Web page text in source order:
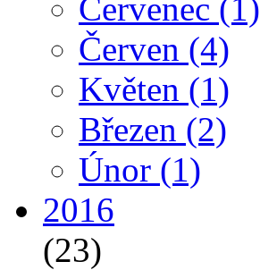
Červenec (1)
Červen (4)
Květen (1)
Březen (2)
Únor (1)
2016
(23)